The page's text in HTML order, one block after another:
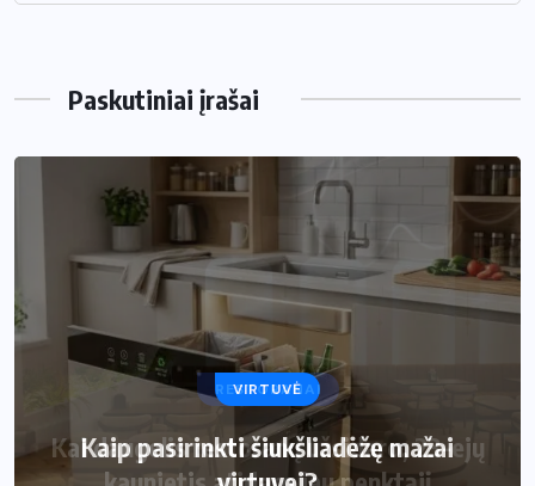
Paskutiniai įrašai
VIRTUVĖ
Kaip pasirinkti šiukšliadėžę mažai